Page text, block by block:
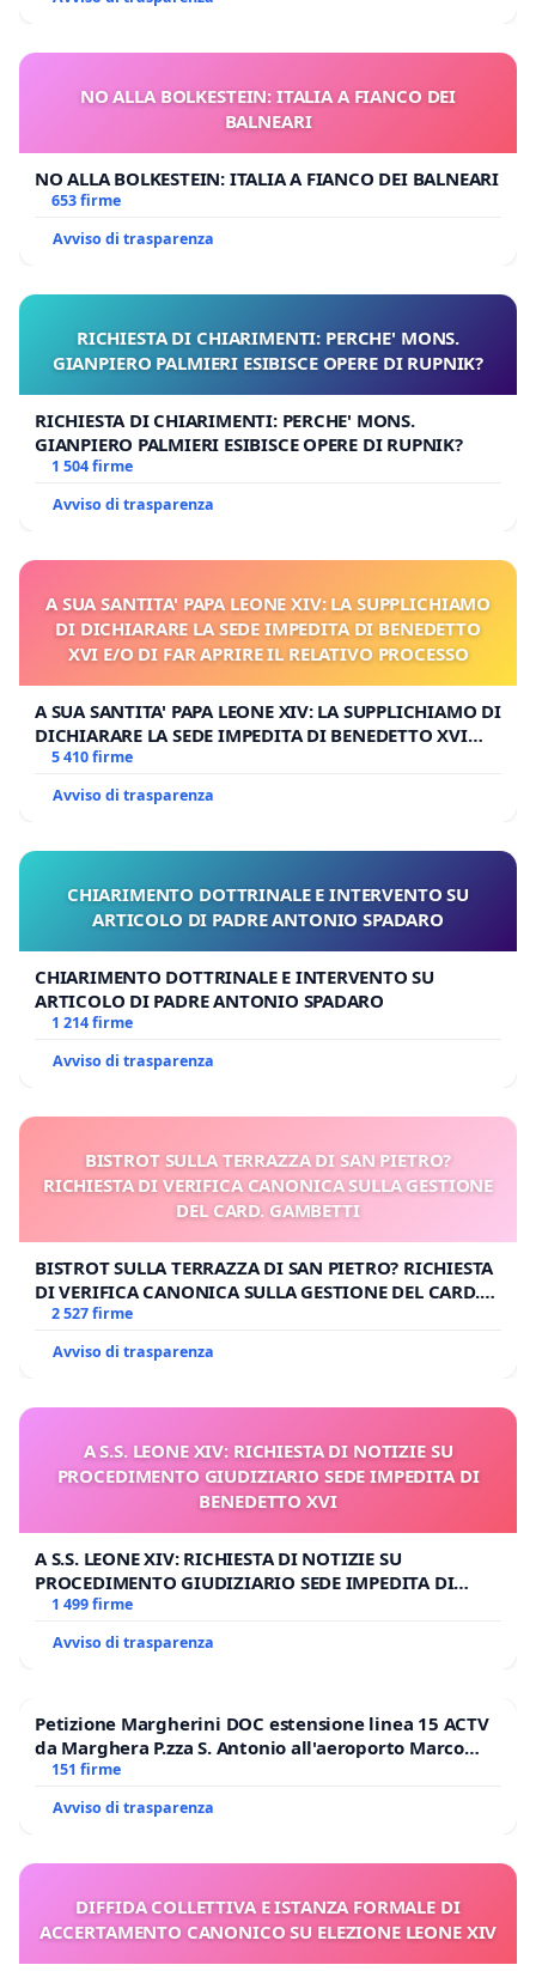
NO ALLA BOLKESTEIN: ITALIA A FIANCO DEI
BALNEARI
NO ALLA BOLKESTEIN: ITALIA A FIANCO DEI BALNEARI
653 firme
Avviso di trasparenza
RICHIESTA DI CHIARIMENTI: PERCHE' MONS.
GIANPIERO PALMIERI ESIBISCE OPERE DI RUPNIK?
RICHIESTA DI CHIARIMENTI: PERCHE' MONS.
GIANPIERO PALMIERI ESIBISCE OPERE DI RUPNIK?
1 504 firme
Avviso di trasparenza
A SUA SANTITA' PAPA LEONE XIV: LA SUPPLICHIAMO
DI DICHIARARE LA SEDE IMPEDITA DI BENEDETTO
XVI E/O DI FAR APRIRE IL RELATIVO PROCESSO
A SUA SANTITA' PAPA LEONE XIV: LA SUPPLICHIAMO DI
DICHIARARE LA SEDE IMPEDITA DI BENEDETTO XVI
E/O DI FAR APRIRE IL RELATIVO PROCESSO
5 410 firme
Avviso di trasparenza
CHIARIMENTO DOTTRINALE E INTERVENTO SU
ARTICOLO DI PADRE ANTONIO SPADARO
CHIARIMENTO DOTTRINALE E INTERVENTO SU
ARTICOLO DI PADRE ANTONIO SPADARO
1 214 firme
Avviso di trasparenza
BISTROT SULLA TERRAZZA DI SAN PIETRO?
RICHIESTA DI VERIFICA CANONICA SULLA GESTIONE
DEL CARD. GAMBETTI
BISTROT SULLA TERRAZZA DI SAN PIETRO? RICHIESTA
DI VERIFICA CANONICA SULLA GESTIONE DEL CARD.
GAMBETTI
2 527 firme
Avviso di trasparenza
A S.S. LEONE XIV: RICHIESTA DI NOTIZIE SU
PROCEDIMENTO GIUDIZIARIO SEDE IMPEDITA DI
BENEDETTO XVI
A S.S. LEONE XIV: RICHIESTA DI NOTIZIE SU
PROCEDIMENTO GIUDIZIARIO SEDE IMPEDITA DI
BENEDETTO XVI
1 499 firme
Avviso di trasparenza
Petizione Margherini DOC estensione linea 15 ACTV
da Marghera P.zza S. Antonio all'aeroporto Marco
Polo tariffa a € 1,50
151 firme
Avviso di trasparenza
DIFFIDA COLLETTIVA E ISTANZA FORMALE DI
ACCERTAMENTO CANONICO SU ELEZIONE LEONE XIV